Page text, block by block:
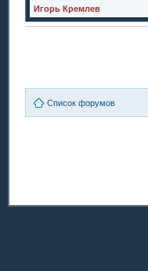
Игорь Кремлев
Список форумов